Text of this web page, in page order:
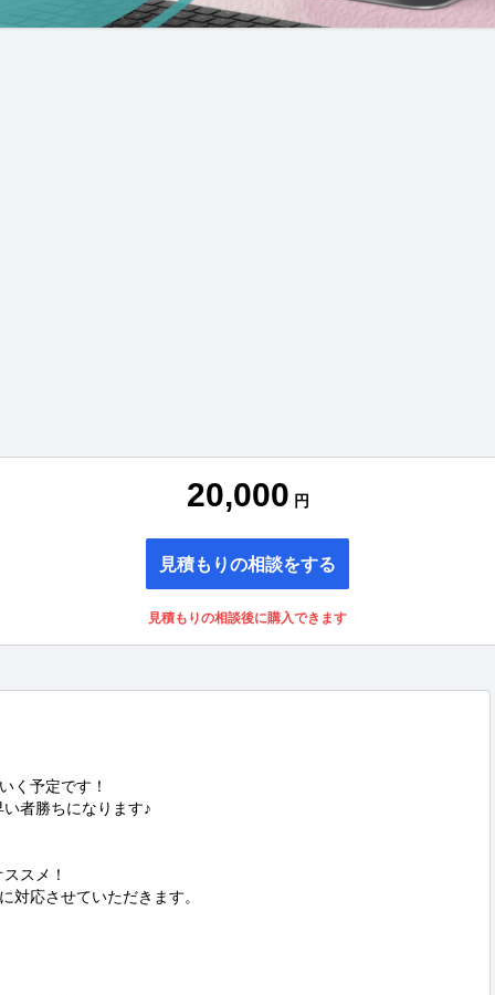
20,000 円
見積もりの相談をする
見積もりの相談後に購入できます
く予定です！
者勝ちになります♪
スメ！
対応させていただきます。